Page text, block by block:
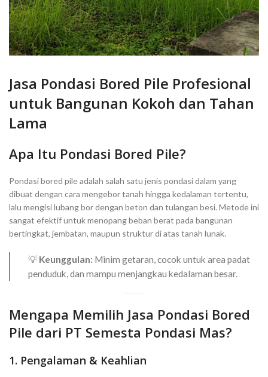
Jasa Pondasi Bored Pile Profesional
untuk Bangunan Kokoh dan Tahan
Lama
Apa Itu Pondasi Bored Pile?
Pondasi bored pile adalah salah satu jenis pondasi dalam yang
dibuat dengan cara mengebor tanah hingga kedalaman tertentu,
lalu mengisi lubang bor dengan beton dan tulangan besi. Metode ini
sangat efektif untuk menopang beban berat pada bangunan
bertingkat, jembatan, maupun struktur di atas tanah lunak.
💡Keunggulan: Minim getaran, cocok untuk area padat
penduduk, dan mampu menjangkau kedalaman besar.
Mengapa Memilih Jasa Pondasi Bored
Pile dari PT Semesta Pondasi Mas?
1. Pengalaman & Keahlian